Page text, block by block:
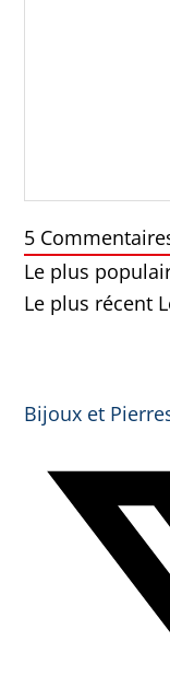
5
Le plus
Le plus récent
Bijoux et